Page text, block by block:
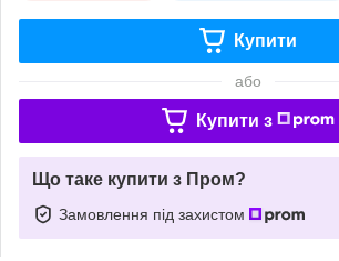
Купити
або
Купити з
Що таке купити з Пром?
Замовлення під захистом